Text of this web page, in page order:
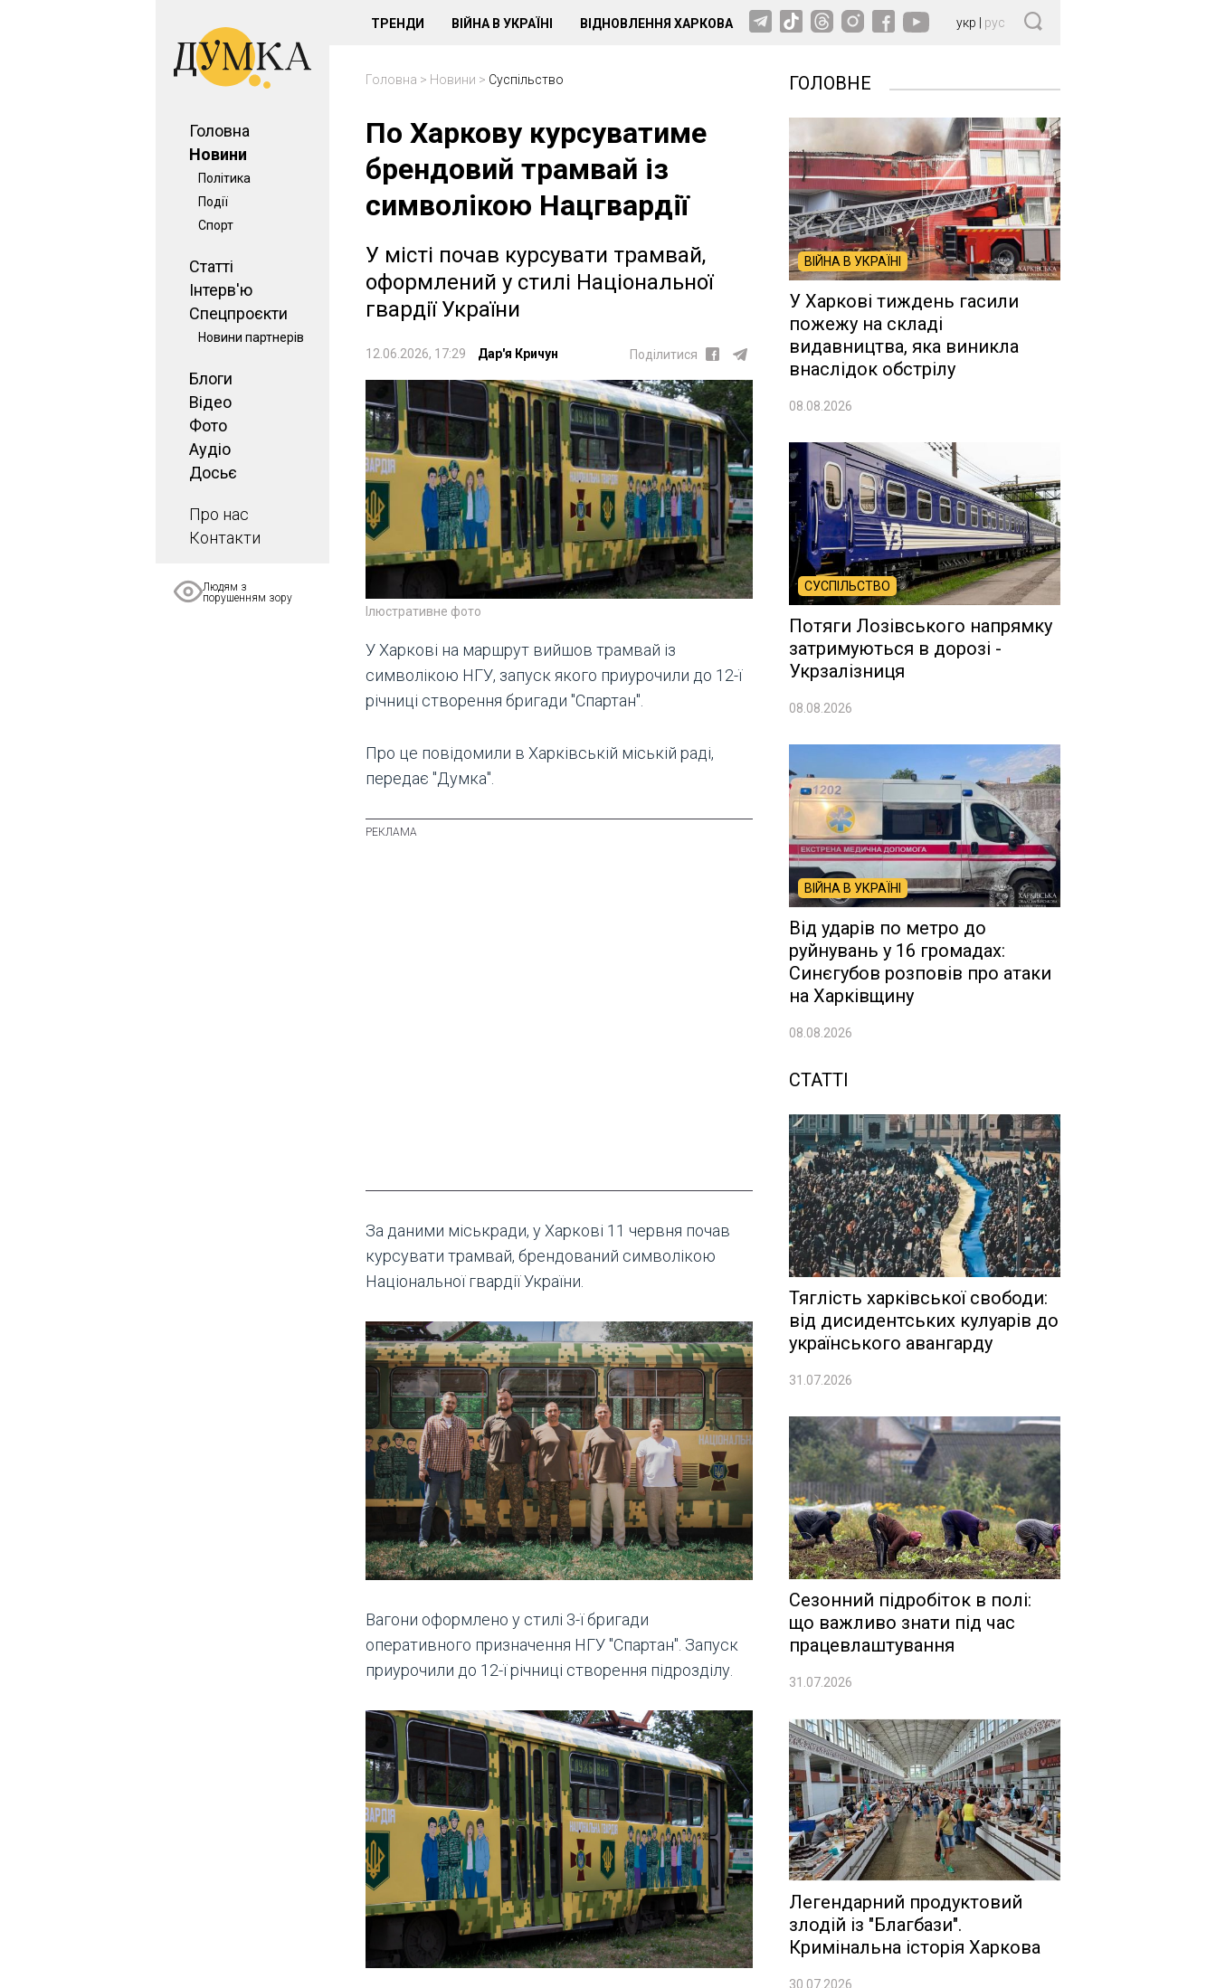
Головна
Новини
Політика
Події
Спорт
Статті
Інтерв'ю
Спецпроєкти
Новини партнерів
Блоги
Відео
Фото
Аудіо
Досьє
Про нас
Контакти
Людям з
порушенням зору
ТРЕНДИ ВІЙНА В УКРАЇНІ ВІДНОВЛЕННЯ ХАРКОВА укр рус
Головна > Новини > Суспільство
По Харкову курсуватиме
брендовий трамвай із
символікою Нацгвардії
У місті почав курсувати трамвай,
оформлений у стилі Національної
гвардії України
12.06.2026, 17:29 Дар'я Кричун Поділитися
Ілюстративне фото
У Харкові на маршрут вийшов трамвай із
символікою НГУ, запуск якого приурочили до 12-ї
річниці створення бригади "Спартан".
Про це повідомили в Харківській міській раді,
передає "Думка".
За даними міськради, у Харкові 11 червня почав
курсувати трамвай, брендований символікою
Національної гвардії України.
Вагони оформлено у стилі 3-ї бригади
оперативного призначення НГУ "Спартан". Запуск
приурочили до 12-ї річниці створення підрозділу.
ГОЛОВНЕ
ВІЙНА В УКРАЇНІ
У Харкові тиждень гасили
пожежу на складі
видавництва, яка виникла
внаслідок обстрілу
08.08.2026
СУСПІЛЬСТВО
Потяги Лозівського напрямку
затримуються в дорозі -
Укрзалізниця
08.08.2026
ВІЙНА В УКРАЇНІ
Від ударів по метро до
руйнувань у 16 громадах:
Синєгубов розповів про атаки
на Харківщину
08.08.2026
СТАТТІ
Тяглість харківської свободи:
від дисидентських кулуарів до
українського авангарду
31.07.2026
Сезонний підробіток в полі:
що важливо знати під час
працевлаштування
31.07.2026
Легендарний продуктовий
злодій із "Благбази".
Кримінальна історія Харкова
30.07.2026